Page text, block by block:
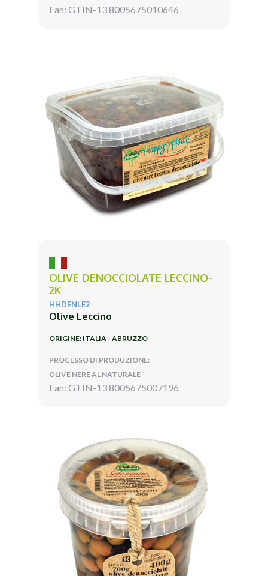
Ean: GTIN-13 8005675010646
OLIVE DENOCCIOLATE LECCINO-
2K
HHDENLE2
Olive Leccino
ORIGINE: ITALIA - ABRUZZO
PROCESSO DI PRODUZIONE:
OLIVE NERE AL NATURALE
Ean: GTIN-13 8005675007196